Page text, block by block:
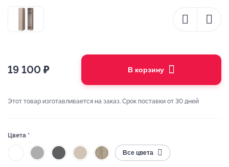
19 100 ₽ В корзину
Этот товар изготавливается на заказ. Срок поставки от 30 дней
Цвета *
Все цвета